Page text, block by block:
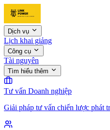
Dịch vụ
Lịch khai giảng
Công cụ
Tài nguyên
Tìm hiểu thêm
Tư vấn Doanh nghiệp
Giải pháp tư vấn chiến lược phát